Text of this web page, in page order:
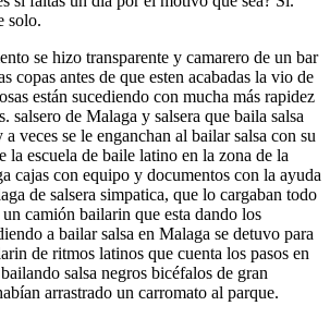
solo.
se hizo transparente y camarero de un bar
copas antes de que esten acabadas la vio de
están sucediendo con mucha más rapidez
salsero de Malaga y salsera que baila salsa
veces se le enganchan al bailar salsa con su
la escuela de baile latino en la zona de la
cajas con equipo y documentos con la ayuda
de salsera simpatica, que lo cargaban todo
camión bailarin que esta dando los
a bailar salsa en Malaga se detuvo para
de ritmos latinos que cuenta los pasos en
salsa negros bicéfalos de gran
arrastrado un carromato al parque.